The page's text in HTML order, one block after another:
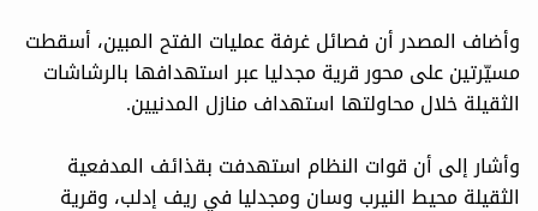
وأضاف المصدر أن فصائل غرفة عمليات الفتح المبين، أسقطت
مسيّرتين على محور قرية مجدليا عبر استهدافها بالرشاشات
الثقيلة خلال محاولتها استهداف منازل المدنيين.
وأشار إلى أن قوات النظام استهدفت بقذائف المدفعية
الثقيلة محيط النيرب وسان ومجدليا في ريف إدلب، وقرية